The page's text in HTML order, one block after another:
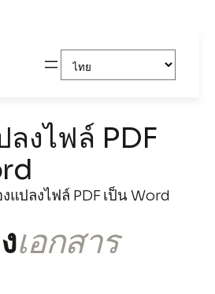
ไป
Choose
a
ลงไฟล์ PDF
งแปลงไฟล์ PDF เป็น Word
เอกสาร